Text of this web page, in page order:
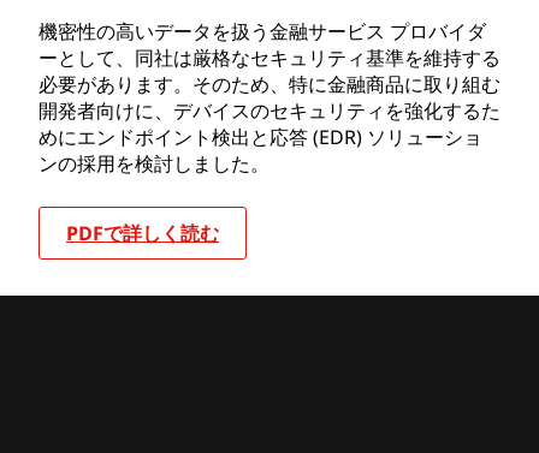
機密性の高いデータを扱う金融サービス プロバイダ
ーとして、同社は厳格なセキュリティ基準を維持する
必要があります。そのため、特に金融商品に取り組む
開発者向けに、デバイスのセキュリティを強化するた
めにエンドポイント検出と応答 (EDR) ソリューショ
ンの採用を検討しました。
PDFで詳しく読む